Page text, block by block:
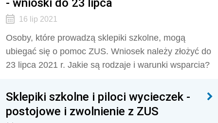
16 lip 2021
Osoby, które prowadzą sklepiki szkolne, mogą
ubiegać się o pomoc ZUS. Wniosek należy złożyć do
23 lipca 2021 r. Jakie są rodzaje i warunki wsparcia?
Sklepiki szkolne i piloci wycieczek -
postojowe i zwolnienie z ZUS